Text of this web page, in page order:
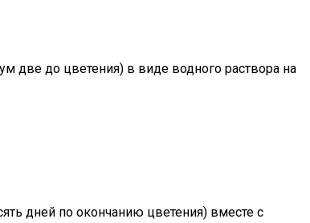
две до цветения) в виде водного раствора на
дней по окончанию цветения) вместе с